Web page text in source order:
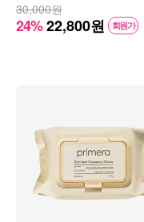
30,000원
24%22,800원 회원가